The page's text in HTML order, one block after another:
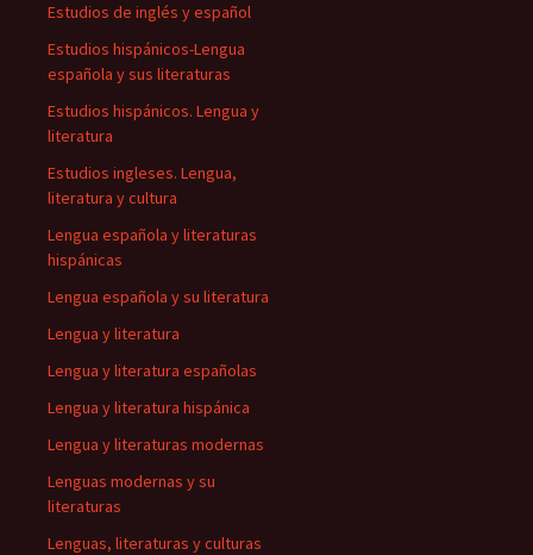
Estudios de inglés y español
Estudios hispánicos-Lengua
española y sus literaturas
Estudios hispánicos. Lengua y
literatura
Estudios ingleses. Lengua,
literatura y cultura
Lengua española y literaturas
hispánicas
Lengua española y su literatura
Lengua y literatura
Lengua y literatura españolas
Lengua y literatura hispánica
Lengua y literaturas modernas
Lenguas modernas y su
literaturas
Lenguas, literaturas y culturas